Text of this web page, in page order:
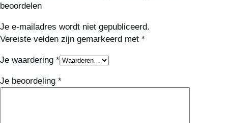
beoordelen
Je e-mailadres wordt niet gepubliceerd.
Vereiste velden zijn gemarkeerd met *
Je waardering *
Je beoordeling *